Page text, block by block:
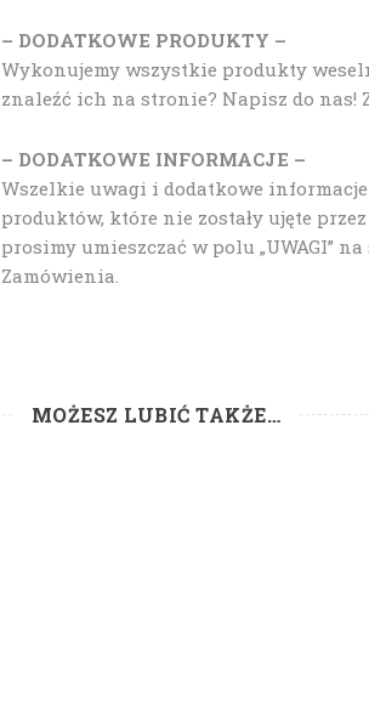
– DODATKOWE PRODUKTY –
Wykonujemy wszystkie produkty
znaleźć ich na stronie? Napisz do nas!
– DODATKOWE INFORMACJE –
Wszelkie uwagi i dodatkowe
produktów, które nie zostały ujęte
prosimy umieszczać w polu „UWAGI”
Zamówienia.
MOŻESZ LUBIĆ TAKŻE…